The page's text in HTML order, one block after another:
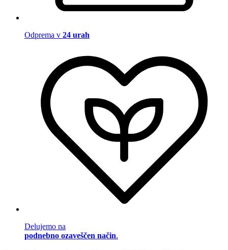
Odprema v 24 urah
Delujemo na
podnebno ozaveščen način.